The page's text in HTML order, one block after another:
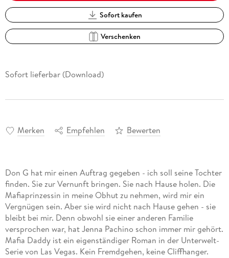
Sofort kaufen
Verschenken
Sofort lieferbar (Download)
Merken Empfehlen Bewerten
Don G hat mir einen Auftrag gegeben - ich soll seine Tochter
finden. Sie zur Vernunft bringen. Sie nach Hause holen. Die
Mafiaprinzessin in meine Obhut zu nehmen, wird mir ein
Vergnügen sein. Aber sie wird nicht nach Hause gehen - sie
bleibt bei mir. Denn obwohl sie einer anderen Familie
versprochen war, hat Jenna Pachino schon immer mir gehört.
Mafia Daddy ist ein eigenständiger Roman in der Unterwelt-
Serie von Las Vegas. Kein Fremdgehen, keine Cliffhanger.